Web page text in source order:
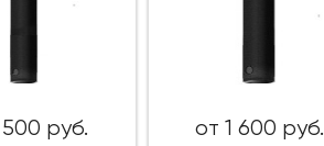
500 руб. от 1 600 руб.